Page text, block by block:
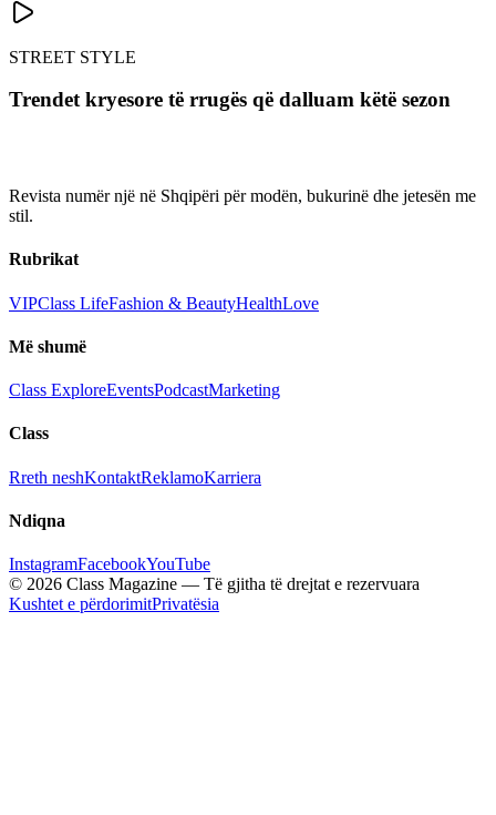
STREET STYLE
Trendet kryesore të rrugës që dalluam këtë sezon
Revista numër një në Shqipëri për modën, bukurinë dhe jetesën me
stil.
Rubrikat
VIPClass LifeFashion & BeautyHealthLove
Më shumë
Class ExploreEventsPodcastMarketing
Class
Rreth neshKontaktReklamoKarriera
Ndiqna
InstagramFacebookYouTube
© 2026 Class Magazine — Të gjitha të drejtat e rezervuara
Kushtet e përdorimitPrivatësia